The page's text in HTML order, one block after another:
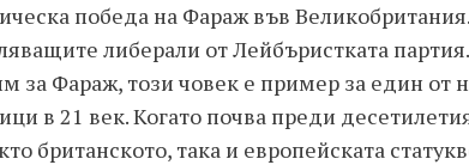
победа на Фараж във
либерали от Лейбъристката
за Фараж, този човек е пример за един от
в 21 век. Когато почва преди
британското, така и европейската